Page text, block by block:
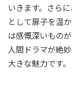
いきます。さら
として扉子を温
は感慨深いもの
人間ドラマが絶
大きな魅力です。